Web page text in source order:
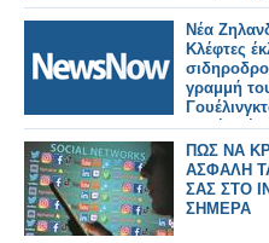
αυτό
συνεχώς.
Νέα
Κλέφτες
γραμμή
φορές
μήνα.
ΠΩΣ ΝΑ
ΑΣΦΑΛΗ
ΣΑΣ ΣΤΟ
ΣΗΜΕΡΑ